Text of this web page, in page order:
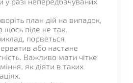
план дій на випадок,
щось піде не так,
порветься
або настане
Важливо мати чітке
як діяти в таких